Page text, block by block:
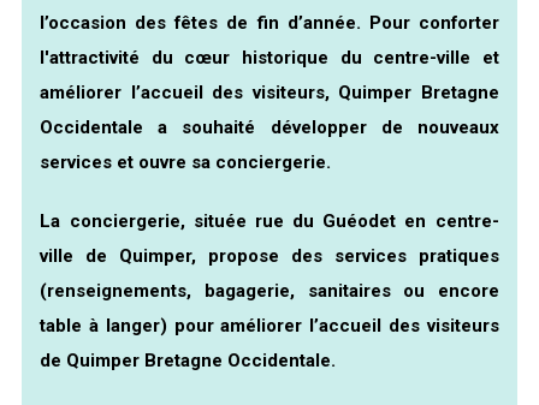
l’occasion des fêtes de fin d’année. Pour conforter
l'attractivité du cœur historique du centre-ville et
améliorer l’accueil des visiteurs, Quimper Bretagne
Occidentale a souhaité développer de nouveaux
services et ouvre sa conciergerie.
La conciergerie, située rue du Guéodet en centre-
ville de Quimper, propose des services pratiques
(renseignements, bagagerie, sanitaires ou encore
table à langer) pour améliorer l’accueil des visiteurs
de Quimper Bretagne Occidentale.